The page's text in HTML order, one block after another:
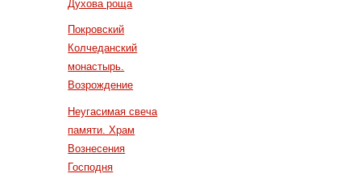
Духова роща
Покровский
Колчеданский
монастырь.
Возрождение
Неугасимая свеча
памяти. Храм
Вознесения
Господня